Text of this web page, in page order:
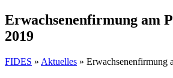
Erwachsenenfirmung am
2019
FIDES » Aktuelles » Erwachsenenfirmung